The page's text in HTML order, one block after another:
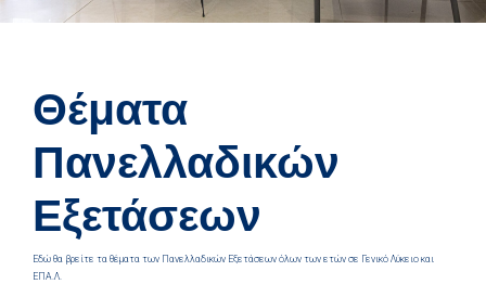
Θέματα
Πανελλαδικών
Εξετάσεων
Εδώ θα βρείτε τα θέματα των Πανελλαδικών Εξετάσεων όλων των ετών σε Γενικό Λύκειο και
ΕΠΑ.Λ.